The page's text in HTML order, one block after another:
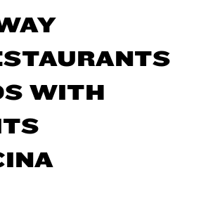
WITH